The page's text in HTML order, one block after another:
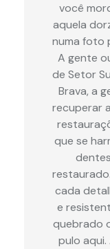
você
aquela
numa foto
A gente
de Setor
Brava, a
recuperar
que se
cada
e
quebrado
pulo aqui.